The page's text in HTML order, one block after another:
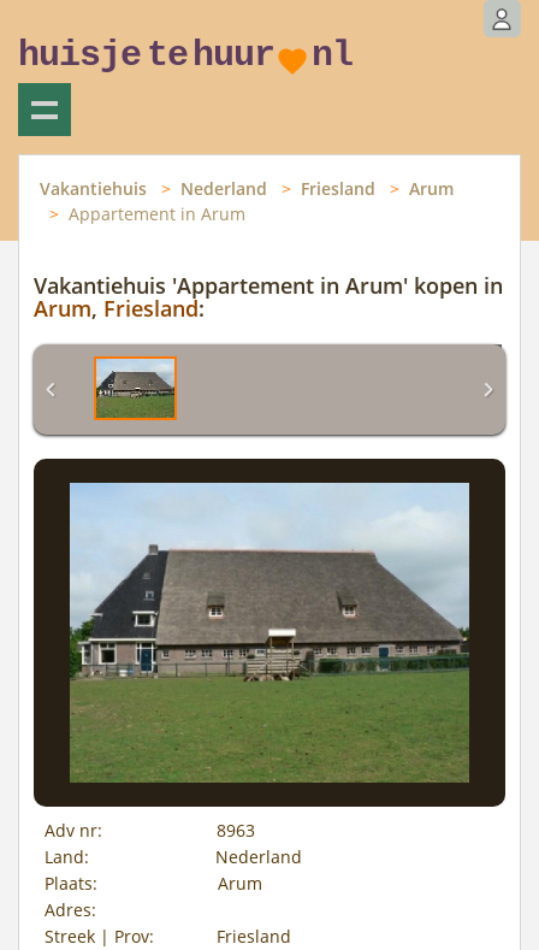
huisje tehuur nl
Vakantiehuis Nederland Friesland
Arum
Appartement in Arum
Vakantiehuis 'Appartement in Arum' kopen in
Arum, Friesland:
Adv nr:
8963
Land:
Nederland
Plaats:
Arum
Adres:
Streek | Prov:
Friesland